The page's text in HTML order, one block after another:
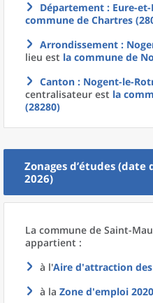
Département : Eure-
commune de Chartres
Arrondissement :
lieu est la commune de
Canton : Nogent-le-
centralisateur est la
(28280)
Zonages d’études
2026)
La commune de Saint-
appartient :
à l'Aire d'attraction
à la Zone d'emploi 2020